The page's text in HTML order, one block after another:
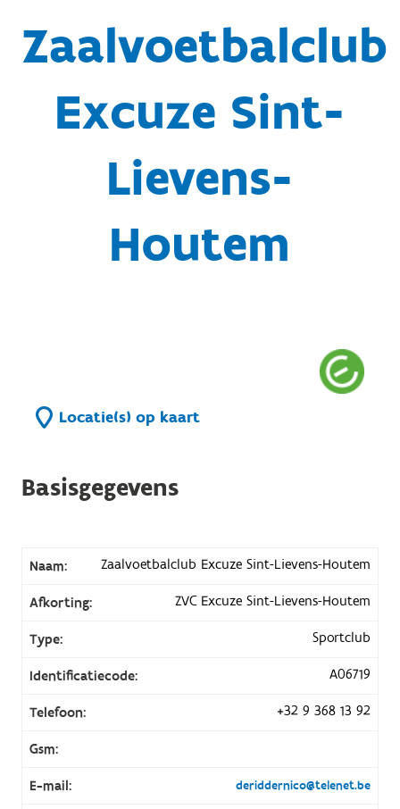
Zaalvoetbalclub
Excuze Sint-
Lievens-
Houtem
Locatie(s) op kaart
Basisgegevens
Naam: Zaalvoetbalclub Excuze Sint-Lievens-Houtem
Afkorting: ZVC Excuze Sint-Lievens-Houtem
Type: Sportclub
Identificatiecode: A06719
Telefoon: +32 9 368 13 92
Gsm:
E-mail: deriddernico@telenet.be